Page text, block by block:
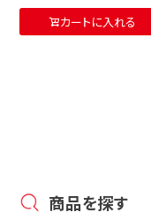
カートに入れる
商品を探す